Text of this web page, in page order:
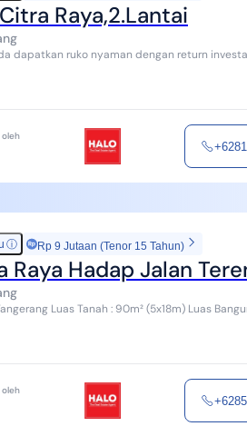
Raya,2.Lantai
dapatkan ruko nyaman dengan return
ⓘ Rp 9 Jutaan (Tenor 15 Tahun)
Raya Hadap Jalan
Luas Tanah : 90m² (5x18m) Luas
Kalau panjang i...